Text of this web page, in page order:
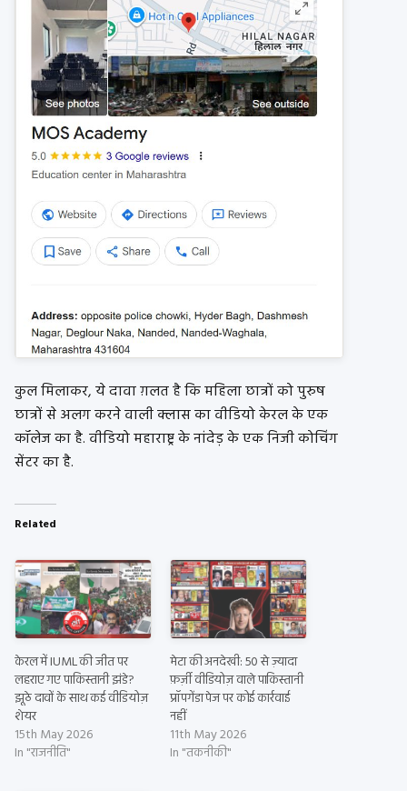
कुल मिलाकर, ये दावा ग़लत है कि महिला छात्रों को पुरुष
छात्रों से अलग करने वाली क्लास का वीडियो केरल के एक
कॉलेज का है. वीडियो महाराष्ट्र के नांदेड़ के एक निजी कोचिंग
सेंटर का है.
Related
केरल में IUML की जीत पर
लहराए गए पाकिस्तानी झंडे?
झूठे दावों के साथ कई वीडियोज़
शेयर
15th May 2026
In "राजनीति"
मेटा की अनदेखी: 50 से ज़्यादा
फ़र्ज़ी वीडियोज़ वाले पाकिस्तानी
प्रॉपगेंडा पेज पर कोई कार्रवाई
नहीं
11th May 2026
In "तकनीकी"